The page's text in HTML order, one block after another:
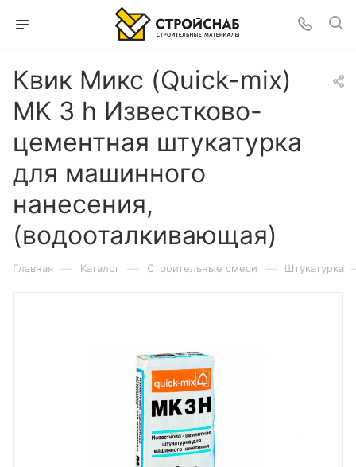
Квик Микс (Quick-mix)
MK 3 h Известково-
цементная штукатурка
для машинного
нанесения,
(водооталкивающая)
Главная — Каталог — Строительные смеси — Штукатурка